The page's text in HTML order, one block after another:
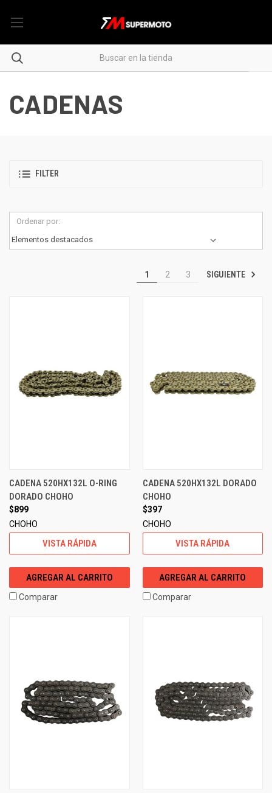
CADENAS
FILTER
Ordenar por:
1 2 3 SIGUIENTE
CADENA 520HX132L O-RING
DORADO CHOHO
$899
CHOHO
VISTA RÁPIDA
AGREGAR AL CARRITO
Comparar
CADENA 520HX132L DORADO
CHOHO
$397
CHOHO
VISTA RÁPIDA
AGREGAR AL CARRITO
Comparar